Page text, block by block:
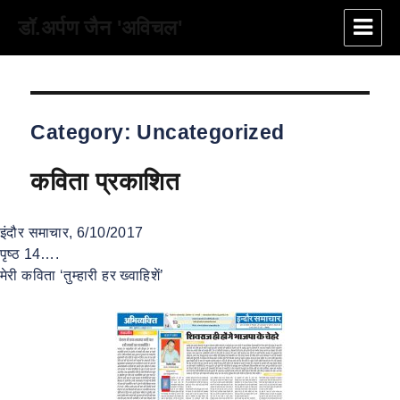
डॉ.अर्पण जैन 'अविचल'
Category: Uncategorized
कविता प्रकाशित
इंदौर समाचार, 6/10/2017
पृष्ठ 14….
मेरी कविता ‘तुम्हारी हर ख्वाहिशें’